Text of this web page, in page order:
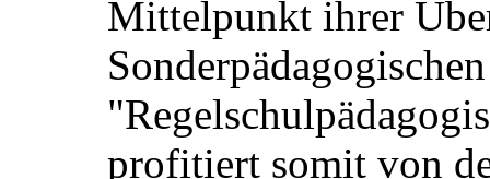
Mittelpunkt ihrer
profitiert somit von